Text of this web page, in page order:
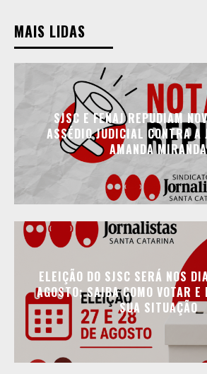
MAIS LIDAS
SJSC E FENAJ REPUDIAM
ASSÉDIO JUDICIAL CONTRA A
AMANDA MIRANDA
ELEIÇÃO DO SJSC SERÁ NOS
AGOSTO; SAIBA COMO VOTAR E
SUA SITUAÇÃO